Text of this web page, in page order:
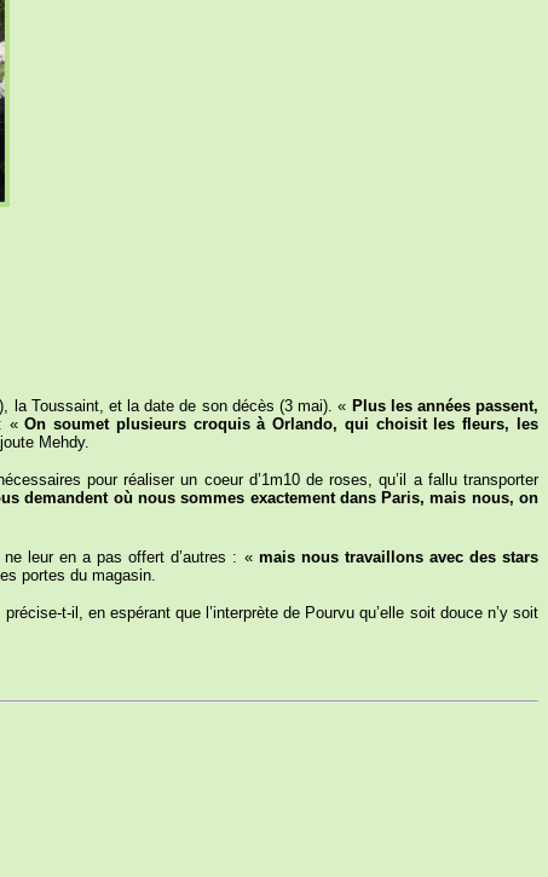
la Toussaint, et la date de son décès (3 mai). « Plus les années passent,
: «On soumet plusieurs croquis à Orlando, qui choisit les fleurs, les
Mehdy.
pour réaliser un coeur d’1m10 de roses, qu’il a fallu transporter
demandent où nous sommes exactement dans Paris, mais nous, on
leur en a pas offert d’autres : « mais nous travaillons avec des stars
portes du magasin.
précise-t-il, en espérant que l’interprète de Pourvu qu’elle soit douce n’y soit